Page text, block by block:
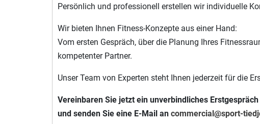
Persönlich und professionell erstellen wir individuelle
Wir bieten Ihnen Fitness-Konzepte aus einer Hand:
Vom ersten Gespräch, über die Planung Ihres
kompetenter Partner.
Unser Team von Experten steht Ihnen jederzeit für die
Vereinbaren Sie jetzt ein unverbindliches
und senden Sie eine E-Mail an commercial@sport-